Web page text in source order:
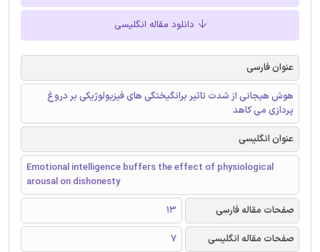
دانلود مقاله انگلیسی
عنوان فارسی
هوش هیجانی از شدت تاثیر برانگیختگی های فیزیولوژیکی بر دروغ
پردازی می کاهد
عنوان انگلیسی
Emotional intelligence buffers the effect of physiological
arousal on dishonesty
صفحات مقاله فارسی
13
صفحات مقاله انگلیسی
7